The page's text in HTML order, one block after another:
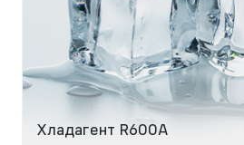
Хладагент R600A